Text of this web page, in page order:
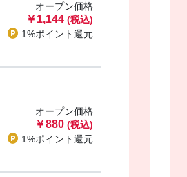
オープン価格
￥1,144 (税込)
1%ポイント還元
オープン価格
￥880 (税込)
1%ポイント還元